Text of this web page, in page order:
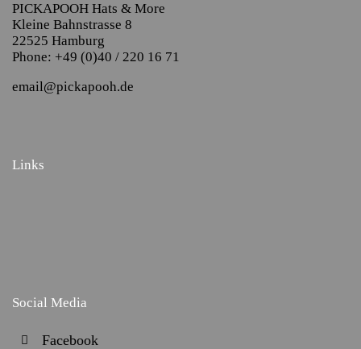
PICKAPOOH Hats & More
Kleine Bahnstrasse 8
22525 Hamburg
Phone: +49 (0)40 / 220 16 71
email@pickapooh.de
Links
Social Media
Facebook